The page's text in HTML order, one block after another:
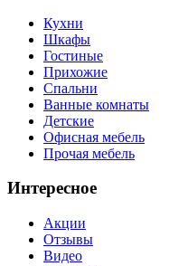
Кухни
Шкафы
Гостиные
Прихожие
Спальни
Ванные комнаты
Детские
Офисная мебель
Прочая мебель
Интересное
Акции
Отзывы
Видео